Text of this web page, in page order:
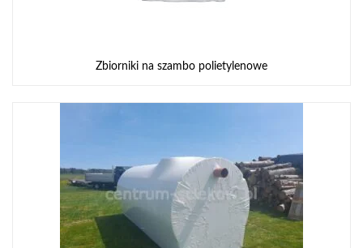
Zbiorniki na szambo polietylenowe